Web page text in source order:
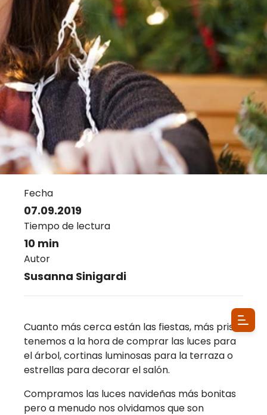
Fecha
07.09.2019
Tiempo de lectura
10 min
Autor
Susanna Sinigardi
Cuanto más cerca están las fiestas, más prisa
tenemos a la hora de comprar las luces para
el árbol, cortinas luminosas para la terraza o
estrellas para decorar el salón.
Compramos las luces navideñas más bonitas
pero a menudo nos olvidamos que son